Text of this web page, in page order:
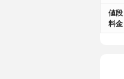
値段
料金